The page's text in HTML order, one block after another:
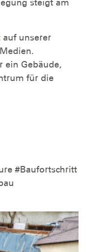
steigt am
unserer
ein Gebäude,
für die
#Baufortschritt